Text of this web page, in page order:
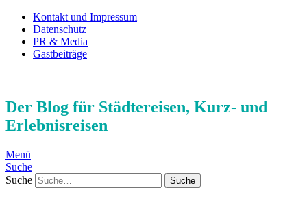
Kontakt und Impressum
Datenschutz
PR & Media
Gastbeiträge
Der Blog für Städtereisen, Kurz- und
Erlebnisreisen
Menü
Suche
Suche